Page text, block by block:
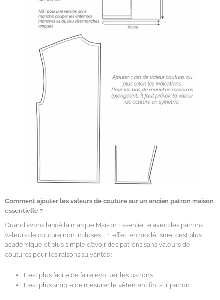
Comment ajouter les valeurs de couture sur un ancien patron maison
essentielle ?
Quand avons lancé la marque Maison Essentielle avec des patrons
valeurs de couture non incluses. En effet, en modélisme, c’est plus
académique et plus simple d’avoir des patrons sans valeurs de
coutures pour les raisons suivantes :
Il est plus facile de faire évoluer les patrons
Il est plus simple de mesurer le vêtement fini sur patron